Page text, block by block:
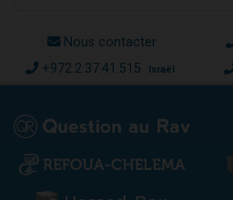
Nous contacter
+972.2.37.41.515 Israël